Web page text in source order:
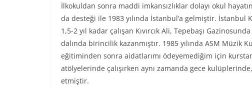
İlkokuldan sonra maddi imkansızlıklar dolayı okul
da desteği ile 1983 yılında İstanbul’a gelmiştir. İstanbul
1,5-2 yıl kadar çalışan Kıvırcık Ali, Tepebaşı
dalında birincilik kazanmıştır. 1985 yılında ASM Müzik
eğitiminden sonra aidatlarımı ödeyemediğim için
atölyelerinde çalışırken aynı zamanda gece
etmiştir.